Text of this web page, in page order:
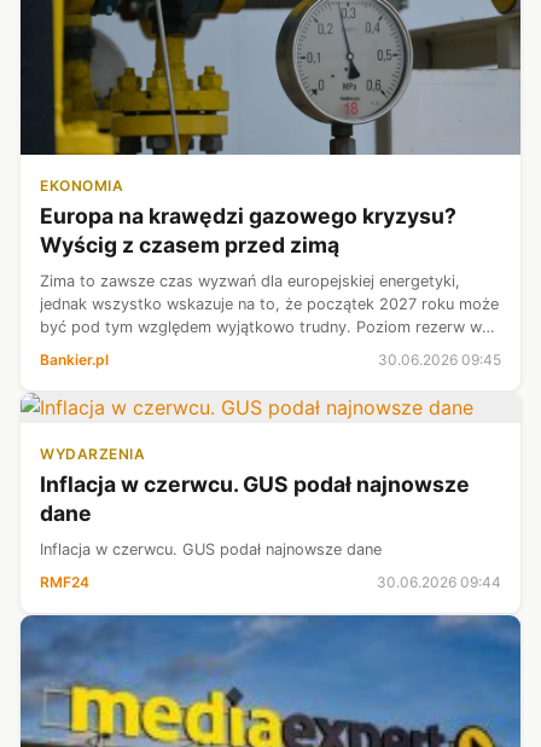
EKONOMIA
Europa na krawędzi gazowego kryzysu?
Wyścig z czasem przed zimą
Zima to zawsze czas wyzwań dla europejskiej energetyki,
jednak wszystko wskazuje na to, że początek 2027 roku może
być pod tym względem wyjątkowo trudny. Poziom rezerw w
geopolityczne nie sprzyjaj...
Bankier.pl 30.06.2026 09:45
WYDARZENIA
Inflacja w czerwcu. GUS podał najnowsze
dane
Inflacja w czerwcu. GUS podał najnowsze dane
RMF24
30.06.2026 09:44